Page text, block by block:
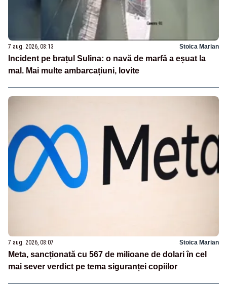
7 aug. 2026, 08:13 Stoica Marian
Incident pe brațul Sulina: o navă de marfă a eșuat la
mal. Mai multe ambarcațiuni, lovite
7 aug. 2026, 08:07 Stoica Marian
Meta, sancționată cu 567 de milioane de dolari în cel
mai sever verdict pe tema siguranței copiilor